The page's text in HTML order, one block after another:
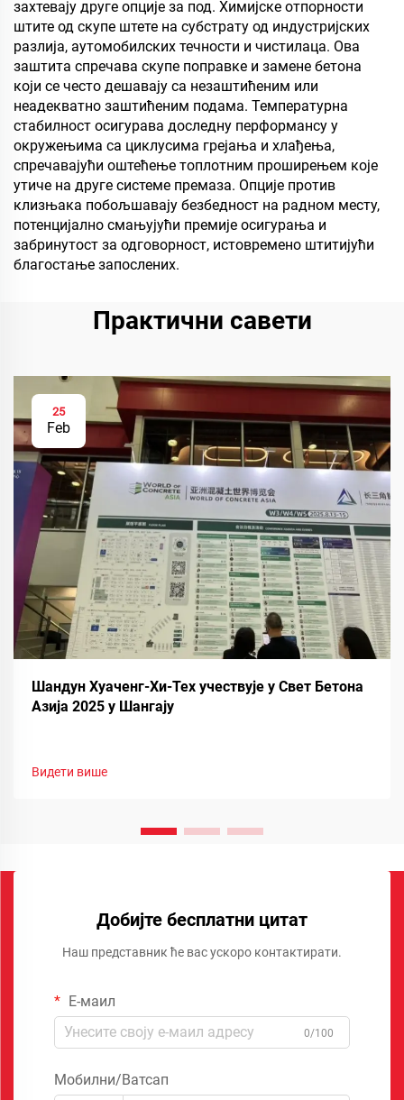
захтевају друге опције за под. Химијске отпорности
штите од скупе штете на субстрату од индустријских
разлија, аутомобилских течности и чистилаца. Ова
заштита спречава скупе поправке и замене бетона
који се често дешавају са незаштићеним или
неадекватно заштићеним подама. Температурна
стабилност осигурава доследну перформансу у
окружењима са циклусима грејања и хлађења,
спречавајући оштећење топлотним проширењем које
утиче на друге системе премаза. Опције против
клизњака побољшавају безбедност на радном месту,
потенцијално смањујући премије осигурања и
забринутост за одговорност, истовремено штитијући
благостање запослених.
Практични савети
25
Feb
Шандун Хуаченг-Хи-Тех учествује у Свет Бетона
Азија 2025 у Шангају
Видети више
Добијте бесплатни цитат
Наш представник ће вас ускоро контактирати.
Е-маил
0/100
Мобилни/Ватсап